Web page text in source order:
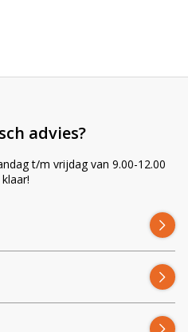
advies?
t/m vrijdag van 9.00-12.00